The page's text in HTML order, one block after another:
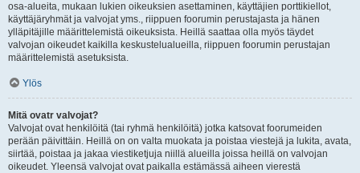
osa-alueita, mukaan lukien oikeuksien asettaminen, käyttäjien porttikiellot,
käyttäjäryhmät ja valvojat yms., riippuen foorumin perustajasta ja hänen
ylläpitäjille määrittelemistä oikeuksista. Heillä saattaa olla myös täydet
valvojan oikeudet kaikilla keskustelualueilla, riippuen foorumin perustajan
määrittelemistä asetuksista.
Ylös
Mitä ovatr valvojat?
Valvojat ovat henkilöitä (tai ryhmä henkilöitä) jotka katsovat foorumeiden
perään päivittäin. Heillä on on valta muokata ja poistaa viestejä ja lukita, avata,
siirtää, poistaa ja jakaa viestiketjuja niillä alueilla joissa heillä on valvojan
oikeudet. Yleensä valvojat ovat paikalla estämässä aiheen vierestä